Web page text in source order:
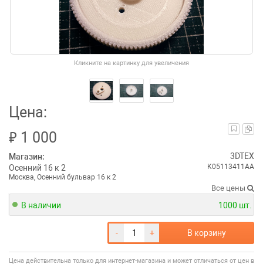
Кликните на картинку для увеличения
Цена:
₽ 1 000
Магазин:
Осенний 16 к 2
Москва, Осенний бульвар 16 к 2
3DTEX
K05113411AA
Все цены
В наличии 1000 шт.
- + В корзину
Цена действительна только для интернет-магазина и может отличаться от цен в